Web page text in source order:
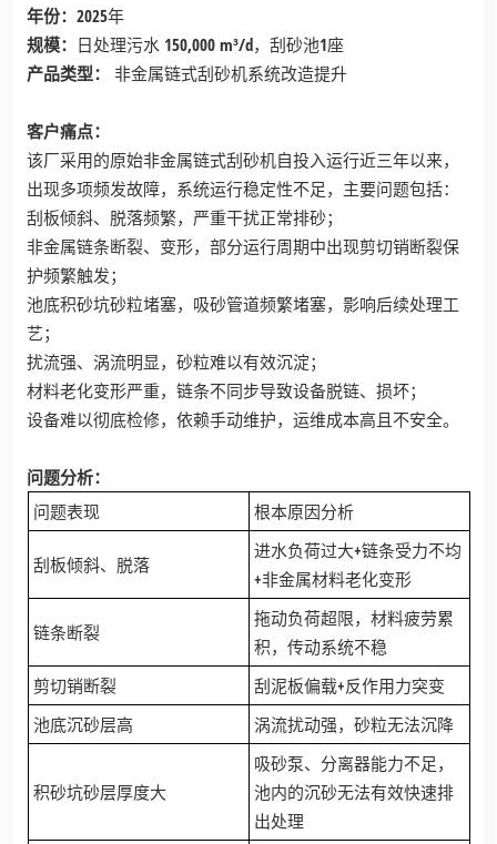
年份：2025年
规模： 日处理污水 150,000 m³/d，刮砂池1座
产品类型：非金属链式刮砂机系统改造提升
客户痛点：
该厂采用的原始非金属链式刮砂机自投入运行近三年以来，
出现多项频发故障，系统运行稳定性不足，主要问题包括：
刮板倾斜、脱落频繁，严重干扰正常排砂；
非金属链条断裂、变形，部分运行周期中出现剪切销断裂保
护频繁触发；
池底积砂坑砂粒堵塞，吸砂管道频繁堵塞，影响后续处理工
艺；
扰流强、涡流明显，砂粒难以有效沉淀；
材料老化变形严重，链条不同步导致设备脱链、损坏；
设备难以彻底检修，依赖手动维护，运维成本高且不安全。
问题分析：
问题表现
根本原因分析
刮板倾斜、脱落
进水负荷过大+链条受力不均
+非金属材料老化变形
链条断裂
拖动负荷超限，材料疲劳累
积，传动系统不稳
剪切销断裂
刮泥板偏载+反作用力突变
池底沉砂层高
涡流扰动强，砂粒无法沉降
积砂坑砂层厚度大
吸砂泵、分离器能力不足，
池内的沉砂无法有效快速排
出处理